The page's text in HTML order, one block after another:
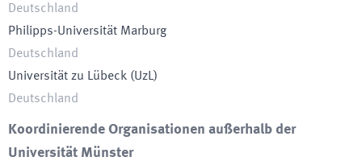
Deutschland
Philipps-Universität Marburg
Deutschland
Universität zu Lübeck (UzL)
Deutschland
Koordinierende Organisationen außerhalb der
Universität Münster